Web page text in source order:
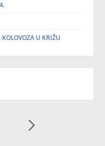
KOLOVOZA U KRIŽU